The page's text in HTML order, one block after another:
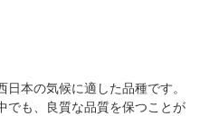
日本の気候に適した品種です。
でも、良質な品質を保つことが